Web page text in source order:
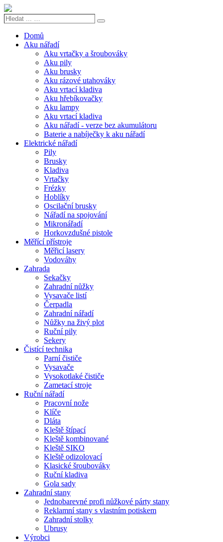
Hledat
Search
Domů
Aku nářadí
Aku vrtačky a šroubováky
Aku pily
Aku brusky
Aku rázové utahováky
Aku vrtací kladiva
Aku hřebíkovačky
Aku lampy
Aku vrtací kladiva
Aku nářadí - verze bez akumulátoru
Baterie a nabíječky k aku nářadí
Elektrické nářadí
Pily
Brusky
Kladiva
Vrtačky
Frézky
Hoblíky
Oscilační brusky
Nářadí na spojování
Mikronářadí
Horkovzdušné pistole
Měřící přístroje
Měřicí lasery
Vodováhy
Zahrada
Sekačky
Zahradní nůžky
Vysavače listí
Čerpadla
Zahradní nářadí
Nůžky na živý plot
Ruční pily
Sekery
Čistící technika
Parní čističe
Vysavače
Vysokotlaké čističe
Zametací stroje
Ruční nářadí
Pracovní nože
Klíče
Dláta
Kleště štípací
Kleště kombinované
Kleště SIKO
Kleště odizolovací
Klasické šroubováky
Ruční kladiva
Gola sady
Zahradní stany
Jednobarevné profi nůžkové párty stany
Reklamní stany s vlastním potiskem
Zahradní stolky
Ubrusy
Výrobci